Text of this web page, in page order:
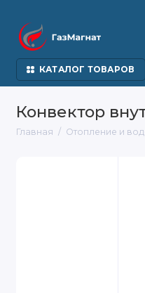
КАТАЛОГ ТОВАРОВ
Конвектор
Главная Отопление и